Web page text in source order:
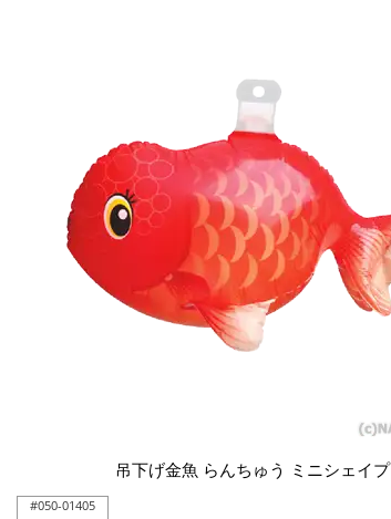
吊下げ金魚 らんちゅう ミニシェイプ
#050-01405